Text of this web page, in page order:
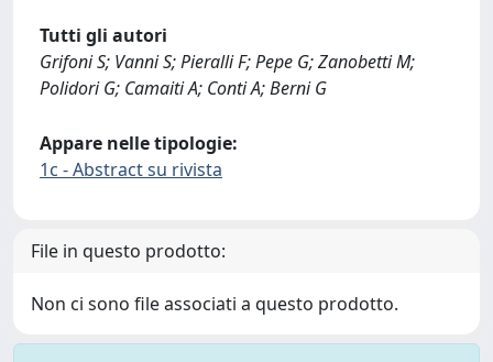
Tutti gli autori
Grifoni S; Vanni S; Pieralli F; Pepe G; Zanobetti M;
Polidori G; Camaiti A; Conti A; Berni G
Appare nelle tipologie:
1c - Abstract su rivista
File in questo prodotto:
Non ci sono file associati a questo prodotto.